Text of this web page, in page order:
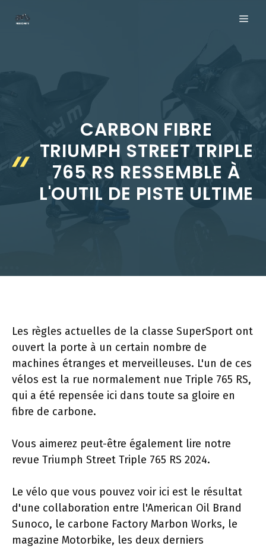
CARBON FIBRE
TRIUMPH STREET TRIPLE
765 RS RESSEMBLE À
L'OUTIL DE PISTE ULTIME
Les règles actuelles de la classe SuperSport ont
ouvert la porte à un certain nombre de
machines étranges et merveilleuses. L'un de ces
vélos est la rue normalement nue Triple 765 RS,
qui a été repensée ici dans toute sa gloire en
fibre de carbone.
Vous aimerez peut-être également lire notre
revue Triumph Street Triple 765 RS 2024.
Le vélo que vous pouvez voir ici est le résultat
d'une collaboration entre l'American Oil Brand
Sunoco, le carbone Factory Marbon Works, le
magazine Motorbike, les deux derniers